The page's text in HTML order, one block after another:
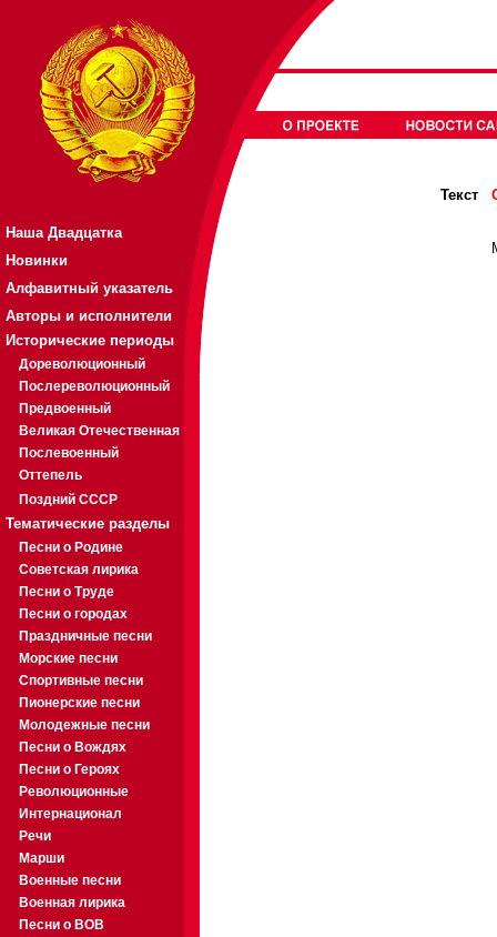
Наша Двадцатка
Новинки
Алфавитный указатель
Авторы и исполнители
Исторические периоды
Дореволюционный
Послереволюционный
Предвоенный
Великая Отечественная
Послевоенный
Оттепель
Поздний СССР
Тематические разделы
Песни о Родине
Советская лирика
Песни о Труде
Песни о городах
Праздничные песни
Морские песни
Спортивные песни
Пионерские песни
Молодежные песни
Песни о Вождях
Песни о Героях
Революционные
Интернационал
Речи
Марши
Военные песни
Военная лирика
Песни о ВОВ
Текст